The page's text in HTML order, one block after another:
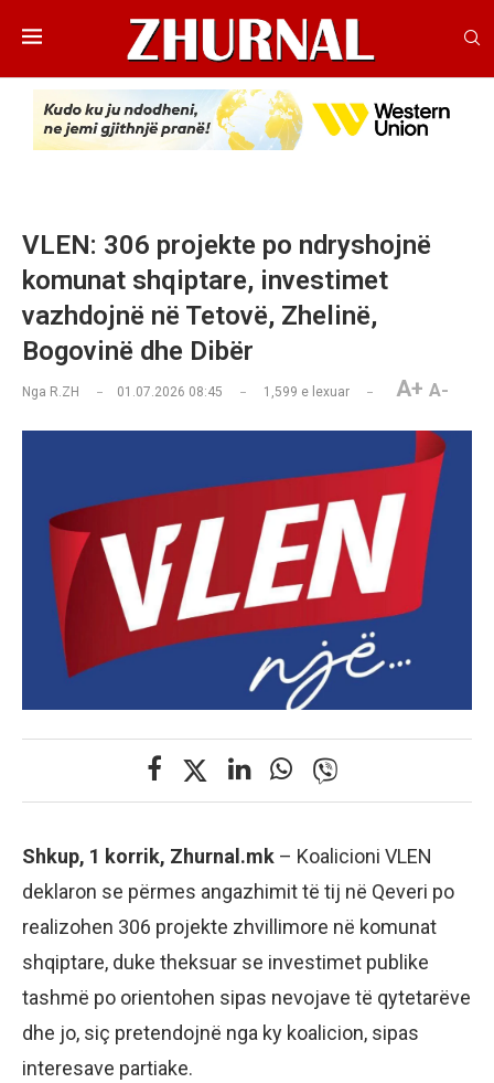
VLEN: 306 projekte po ndryshojnë
komunat shqiptare, investimet
vazhdojnë në Tetovë, Zhelinë,
Bogovinë dhe Dibër
Nga R.ZH 01.07.2026 08:45 1,599 e lexuar A+ A-
Shkup, 1 korrik, Zhurnal.mk – Koalicioni VLEN
deklaron se përmes angazhimit të tij në Qeveri po
realizohen 306 projekte zhvillimore në komunat
shqiptare, duke theksuar se investimet publike
tashmë po orientohen sipas nevojave të qytetarëve
dhe jo, siç pretendojnë nga ky koalicion, sipas
interesave partiake.